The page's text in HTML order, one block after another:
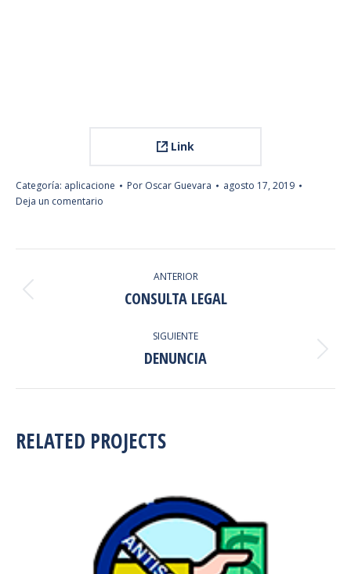
Link
Categoría: aplicacione Por Oscar Guevara
agosto 17, 2019
Deja un comentario
ENTRE
ANTERIOR
Proyecto
CONSULTA LEGAL
SIGUIENTE
Proyecto
DENUNCIA
RELATED PROJECTS